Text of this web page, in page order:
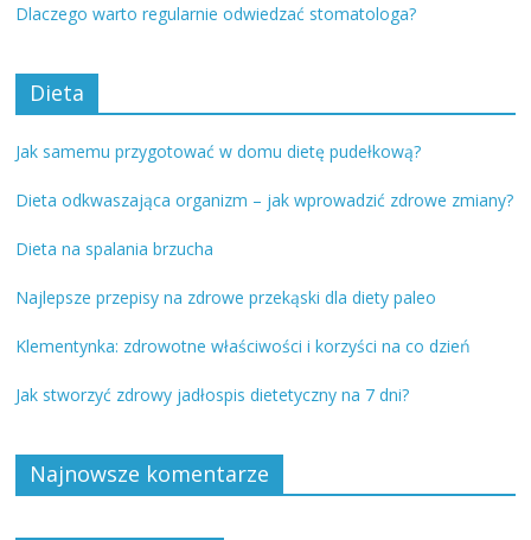
Dlaczego warto regularnie odwiedzać stomatologa?
Dieta
Jak samemu przygotować w domu dietę pudełkową?
Dieta odkwaszająca organizm – jak wprowadzić zdrowe zmiany?
Dieta na spalania brzucha
Najlepsze przepisy na zdrowe przekąski dla diety paleo
Klementynka: zdrowotne właściwości i korzyści na co dzień
Jak stworzyć zdrowy jadłospis dietetyczny na 7 dni?
Najnowsze komentarze